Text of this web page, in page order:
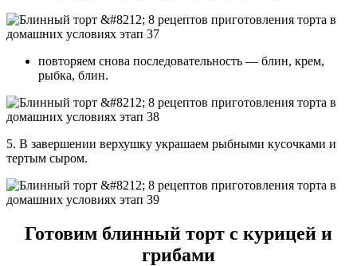
повторяем снова последовательность — блин, крем,
рыбка, блин.
5. В завершении верхушку украшаем рыбными кусочками и
тертым сыром.
Готовим блинный торт с курицей и
грибами